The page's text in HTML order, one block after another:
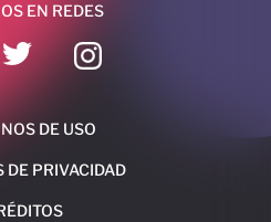
EN REDES
DE USO
DE PRIVACIDAD